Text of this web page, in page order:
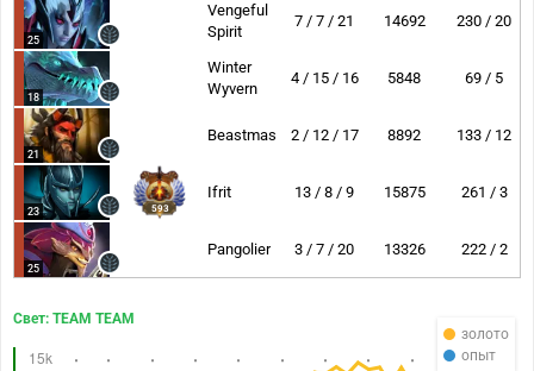
25
Vengeful
Spirit
7 / 7 / 21 14692 230 / 20
18
Winter
Wyvern
4 / 15 / 16 5848 69 / 5
21
Beastmaster2 / 12 / 17 8892 133 / 12
23 593
Ifrit 13 / 8 / 9 15875 261 / 3
25
Pangolier 3 / 7 / 20 13326 222 / 2
золото
опыт
Свет: TEAM TEAM